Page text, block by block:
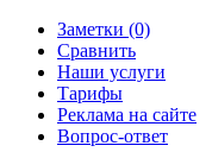
Заметки (0)
Сравнить
Наши услуги
Тарифы
Реклама на сайте
Вопрос-ответ